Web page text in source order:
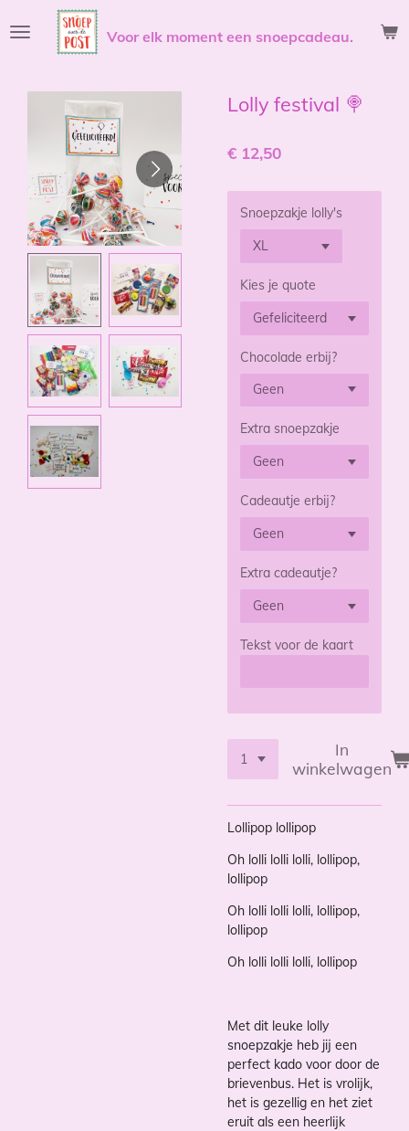
direct
hoofdinhoud
Voor elk moment een snoepcadeau.
Lolly festival 🍭
€ 12,50
Snoepzakje lolly's
Kies je quote
Chocolade erbij?
Extra snoepzakje
Cadeautje erbij?
Extra cadeautje?
Tekst voor de kaart
In
winkelwagen
Lollipop lollipop
Oh lolli lolli lolli, lollipop,
lollipop
Oh lolli lolli lolli, lollipop,
lollipop
Oh lolli lolli lolli, lollipop
Met dit leuke lolly
snoepzakje heb jij een
perfect kado voor door de
brievenbus. Het is vrolijk,
het is gezellig en het ziet
eruit als een heerlijk